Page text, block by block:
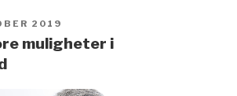
2019
muligheter i